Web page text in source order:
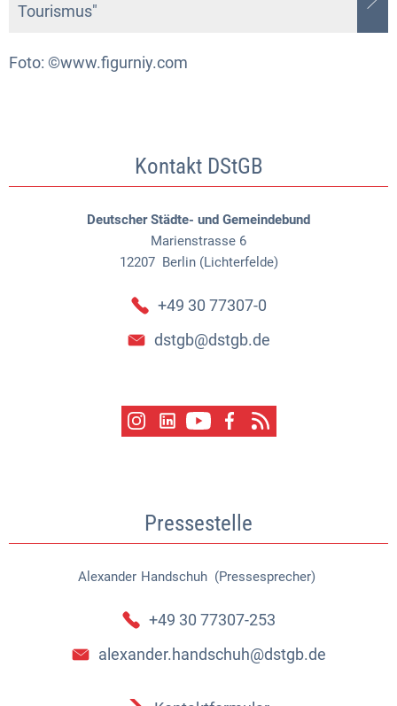
Tourismus"
Foto: ©www.figurniy.com
Kontakt DStGB
Deutscher Städte- und Gemeindebund
Marienstrasse 6
12207 Berlin (Lichterfelde)
+49 30 77307-0
dstgb@dstgb.de
Pressestelle
Alexander Handschuh (Pressesprecher)
Alexander Handschuh
+49 30 77307-253
alexander.handschuh@dstgb.de